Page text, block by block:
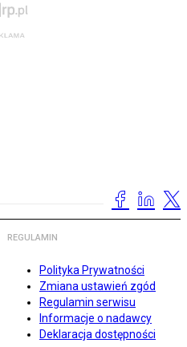
REGULAMIN
Polityka Prywatności
Zmiana ustawień zgód
Regulamin serwisu
Informacje o nadawcy
Deklaracja dostępności